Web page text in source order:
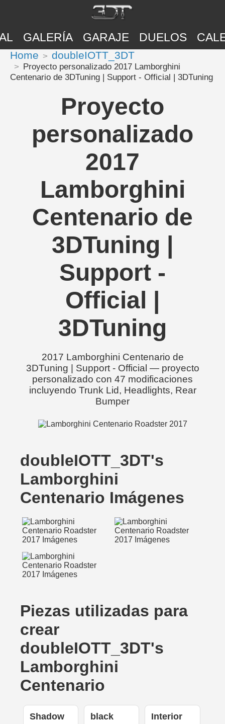
GALERÍA GARAJE DUELOS
Home doubleIOTT_3DT
Proyecto personalizado 2017 Lamborghini
Centenario de 3DTuning | Support - Official | 3DTuning
Proyecto
personalizado
2017
Lamborghini
Centenario de
3DTuning |
Support -
Official |
3DTuning
2017 Lamborghini Centenario de
3DTuning | Support - Official — proyecto
personalizado con 47 modificaciones
incluyendo Trunk Lid, Headlights, Rear
Bumper
doubleIOTT_3DT's
Lamborghini
Centenario Imágenes
Piezas utilizadas para
crear
doubleIOTT_3DT's
Lamborghini
Centenario
Shadow black Interior